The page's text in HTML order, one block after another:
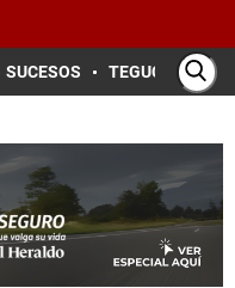
SUCESOS TEGUCIGALPA